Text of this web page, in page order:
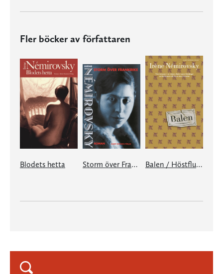
Fler böcker av författaren
Blodets hetta Storm över Frankrike Balen / Höstflugorna